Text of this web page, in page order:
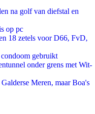
na golf van diefstal en
op pc
18 zetels voor D66, FvD,
gebruikt
onder grens met Wit-
Meren, maar Boa's